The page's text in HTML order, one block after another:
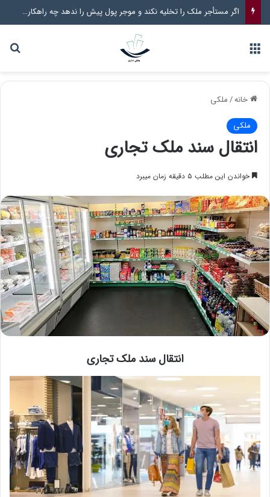
قانون جدید املاک قولنامه ای و پایان تدریجی معاملات عادی در نظام حقوقی ایران
خانه/ملکی
ملکی
انتقال سند ملک تجاری
خواندن این مطلب ۵ دقیقه زمان میبرد
انتقال سند ملک تجاری